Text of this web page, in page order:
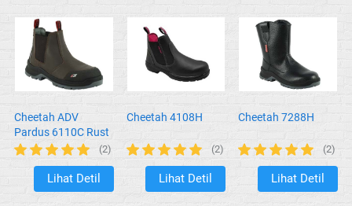
Cheetah ADV
Pardus 6110C Rust
(2)
`Lihat Detil
Cheetah 4108H
(2)
`Lihat Detil
Cheetah 7288H
(2)
`Lihat Detil